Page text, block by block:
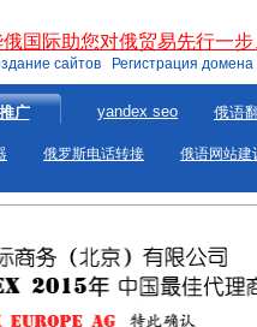
国际助您对俄贸易先行一步
сайтов Регистрация домена
广 yandex seo 俄语
俄罗斯电话转接 俄语网站建